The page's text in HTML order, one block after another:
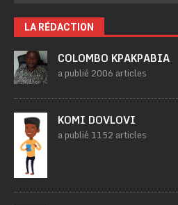
LA RÉDACTION
COLOMBO KPAKPABIA
a publié 2006 articles
KOMI DOVLOVI
a publié 1152 articles